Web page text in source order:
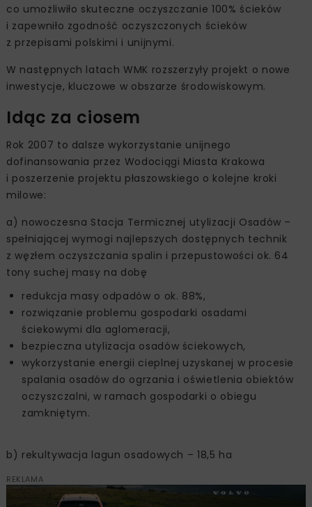
co umożliwiło skuteczne oczyszczanie 100% ścieków
i zapewniło zgodność oczyszczonych ścieków
z przepisami polskimi i unijnymi.
W następnych latach WMK rozszerzyły projekt o nowe
inwestycje, kluczowe w obszarze środowiskowym.
Idąc za ciosem
Rok 2007 to dalsze wykorzystanie unijnego
dofinansowania przez Wodociągi Miasta Krakowa
i poszerzenie projektu płaszowskiego o kolejne kroki
milowe:
a) nowoczesna Stacja Termicznej utylizacji Osadów –
spełniającej wymogi najlepszych dostępnych technik
z węzłem oczyszczania spalin i przepustowości ok. 64
tony suchej masy na dobę
redukcja masy odpadów o ok. 88%,
rozwiązanie problemu gospodarki osadami
ściekowymi dla aglomeracji,
bezpieczna utylizacja osadów ściekowych,
wykorzystanie energii cieplnej uzyskanej w procesie
spalania osadów do ogrzania i oświetlenia obiektów
oczyszczalni, w ramach gospodarki o obiegu
zamkniętym.
b) rekultywacja lagun osadowych – 18,5 ha
REKLAMA